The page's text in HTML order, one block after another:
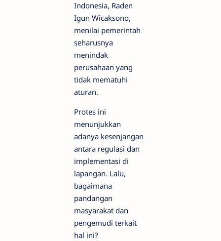
Indonesia, Raden
Igun Wicaksono,
menilai pemerintah
seharusnya
menindak
perusahaan yang
tidak mematuhi
aturan.
Protes ini
menunjukkan
adanya kesenjangan
antara regulasi dan
implementasi di
lapangan. Lalu,
bagaimana
pandangan
masyarakat dan
pengemudi terkait
hal ini?